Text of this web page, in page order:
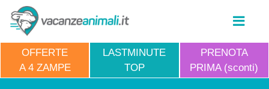
OFFERTE
A 4 ZAMPE
LASTMINUTE
TOP
PRENOTA
PRIMA (sconti)